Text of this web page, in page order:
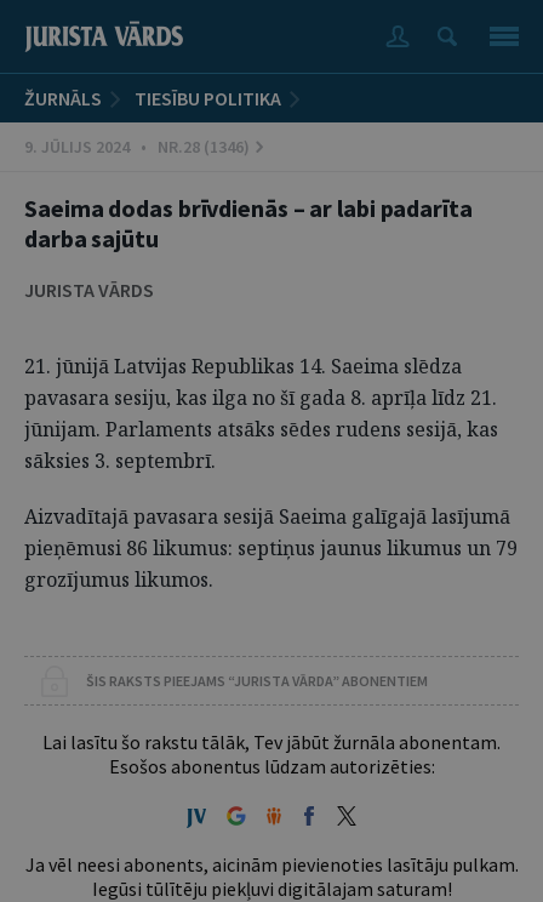
ŽURNĀLS TIESĪBU POLITIKA
9. JŪLIJS 2024 • NR.28 (1346)
Saeima dodas brīvdienās – ar labi padarīta
darba sajūtu
JURISTA VĀRDS
21. jūnijā Latvijas Republikas 14. Saeima slēdza
pavasara sesiju, kas ilga no šī gada 8. aprīļa līdz 21.
jūnijam. Parlaments atsāks sēdes rudens sesijā, kas
sāksies 3. septembrī.
Aizvadītajā pavasara sesijā Saeima galīgajā lasījumā
pieņēmusi 86 likumus: septiņus jaunus likumus un 79
grozījumus likumos.
ŠIS RAKSTS PIEEJAMS “JURISTA VĀRDA” ABONENTIEM
Lai lasītu šo rakstu tālāk, Tev jābūt žurnāla abonentam.
Esošos abonentus lūdzam autorizēties:
Ja vēl neesi abonents, aicinām pievienoties lasītāju pulkam.
Iegūsi tūlītēju piekļuvi digitālajam saturam!